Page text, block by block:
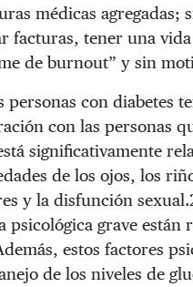
médicas agregadas;
facturas, tener una
de burnout” y sin
con diabetes
con las personas
significativamente
de los ojos, los
y la disfunción
psicológica grave
estos factores
de los niveles de